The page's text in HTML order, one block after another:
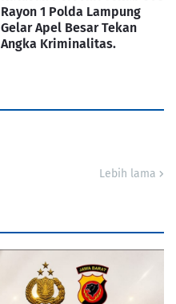
Rayon 1 Polda Lampung
Gelar Apel Besar Tekan
Angka Kriminalitas.
Lebih lama